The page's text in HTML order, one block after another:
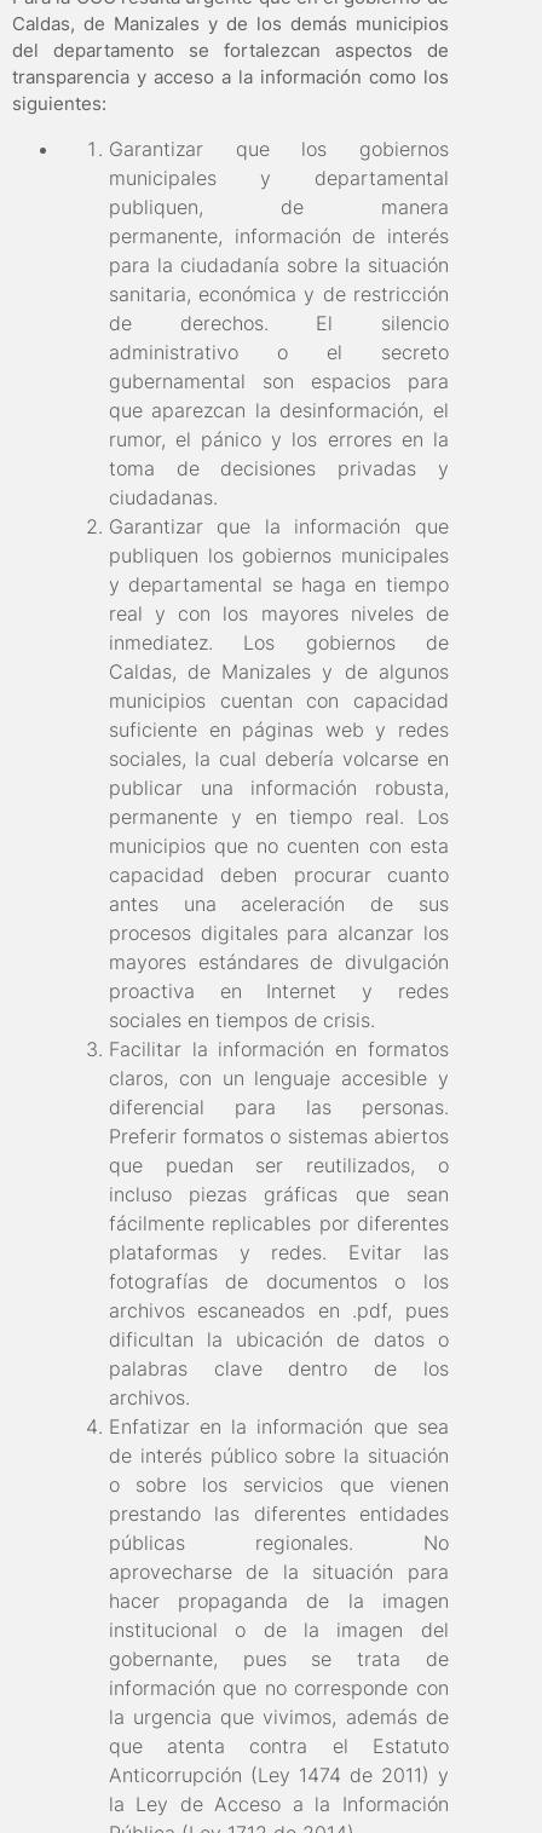
Caldas, de Manizales y de los demás municipios
del departamento se fortalezcan aspectos de
transparencia y acceso a la información como los
siguientes:
Garantizar que los gobiernos
municipales y departamental
publiquen, de manera
permanente, información de interés
para la ciudadanía sobre la situación
sanitaria, económica y de restricción
de derechos. El silencio
administrativo o el secreto
gubernamental son espacios para
que aparezcan la desinformación, el
rumor, el pánico y los errores en la
toma de decisiones privadas y
ciudadanas.
Garantizar que la información que
publiquen los gobiernos municipales
y departamental se haga en tiempo
real y con los mayores niveles de
inmediatez. Los gobiernos de
Caldas, de Manizales y de algunos
municipios cuentan con capacidad
suficiente en páginas web y redes
sociales, la cual debería volcarse en
publicar una información robusta,
permanente y en tiempo real. Los
municipios que no cuenten con esta
capacidad deben procurar cuanto
antes una aceleración de sus
procesos digitales para alcanzar los
mayores estándares de divulgación
proactiva en Internet y redes
sociales en tiempos de crisis.
Facilitar la información en formatos
claros, con un lenguaje accesible y
diferencial para las personas.
Preferir formatos o sistemas abiertos
que puedan ser reutilizados, o
incluso piezas gráficas que sean
fácilmente replicables por diferentes
plataformas y redes. Evitar las
fotografías de documentos o los
archivos escaneados en .pdf, pues
dificultan la ubicación de datos o
palabras clave dentro de los
archivos.
Enfatizar en la información que sea
de interés público sobre la situación
o sobre los servicios que vienen
prestando las diferentes entidades
públicas regionales. No
aprovecharse de la situación para
hacer propaganda de la imagen
institucional o de la imagen del
gobernante, pues se trata de
información que no corresponde con
la urgencia que vivimos, además de
que atenta contra el Estatuto
Anticorrupción (Ley 1474 de 2011) y
la Ley de Acceso a la Información